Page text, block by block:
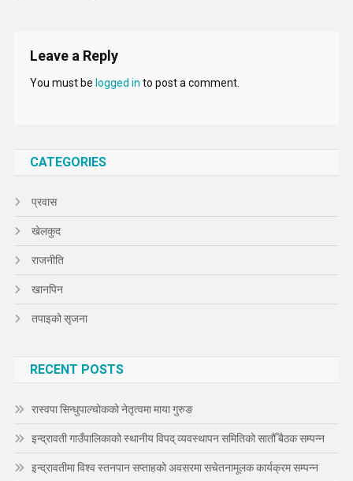
Leave a Reply
You must be logged in to post a comment.
CATEGORIES
प्रवास
खेलकुद
राजनीति
खानपिन
तपाइको सृजना
RECENT POSTS
रास्वपा सिन्धुपाल्चोकको नेतृत्वमा माया गुरुङ
इन्द्रावती गाउँपालिकाको स्थानीय विपद् व्यवस्थापन समितिको सातौँ बैठक सम्पन्न
इन्द्रावतीमा विश्व स्तनपान सप्ताहको अवसरमा सचेतनामूलक कार्यक्रम सम्पन्न